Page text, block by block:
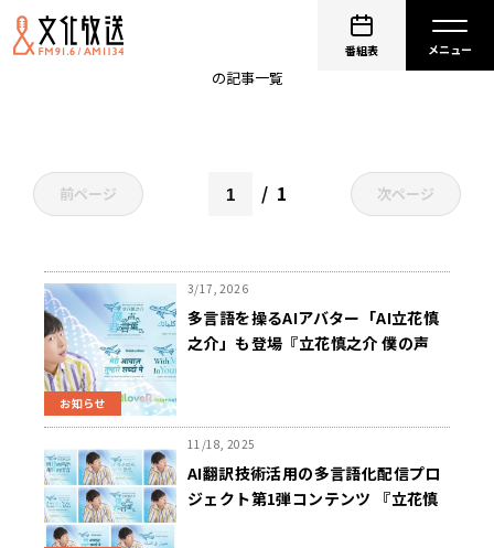
番組表
の記事一覧
前ページ 1 次ページ
お知らせ
3/17, 2026
多言語を操るAIアバター「AI立花慎
之介」も登場『立花慎之介 僕の声
11/18, 2025
AI翻訳技術活用の多言語化配信プロ
ジェクト第1弾コンテンツ 『立花慎